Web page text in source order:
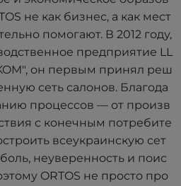
не как бизнес, а как мест
помогают. В 2012 году,
предприятие LL
он первым принял реш
сеть салонов. Благода
процессов — от произв
с конечным потребите
всеукраинскую сет
неуверенность и поис
ORTOS не просто про